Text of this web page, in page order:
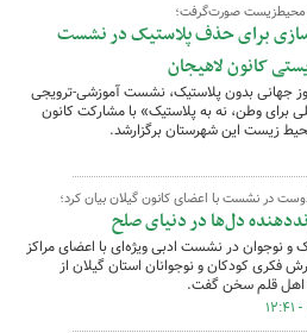
محیط‌زیست صورت‌گرفت؛
برای حذف پلاستیک در نشست
کانون لاهیجان
جهانی بدون پلاستیک، نشست آموزشی-ترویجی
برای وطن، نه به پلاستیک» با مشارکت کانون
زیست این شهرستان برگزارشد.
در نشست با اعضای کانون گیلان بیان کرد؛‌
دل‌ها در دنیای صلح
و نوجوان در نشست ادبی ویژه‌ای با اعضای مراکز
فکری کودکان و نوجوانان استان گیلان از
اهل قلم سخن‌ گفت.